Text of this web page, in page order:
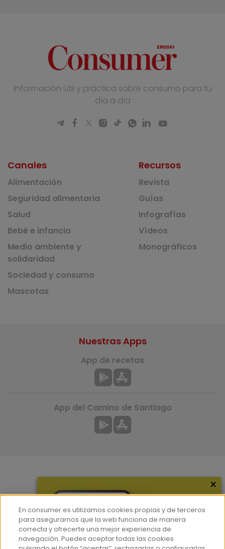
Información útil y práctica sobre consumo para tu
día a día
Canales
Alimentación
Seguridad alimentaria
Salud
Bebé e infancia
Medio ambiente y
solidaridad
Sociedad y consumo
Mascotas
Recursos
Revista
Guías
Infografías
Vídeos
Monográficos
Hemeroteca
Contacto
Nuestras Apps
App de recetas
App del Camino de Santiago
×
En consumer.es utilizamos cookies propias y de terceros
para asegurarnos que la web funciona de manera
correcta y ofrecerte una mejor experiencia de
navegación. Puedes aceptar todas las cookies